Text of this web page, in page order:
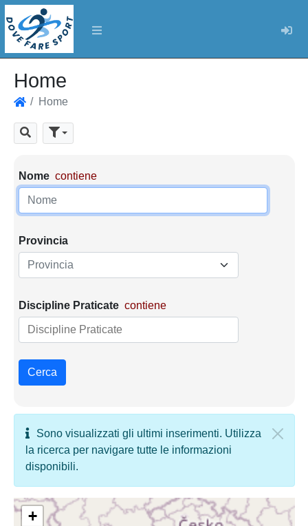
Home
Home
CercaParametri di ricerca
Nome contiene
Provincia
Provincia
Discipline Praticate contiene
Cerca
Sono visualizzati gli ultimi inserimenti. Utilizza
la ricerca per navigare tutte le informazioni
disponibili.
+